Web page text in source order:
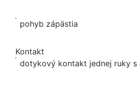
pohyb zápästia
Kontakt
dotykový kontakt jednej ruky s